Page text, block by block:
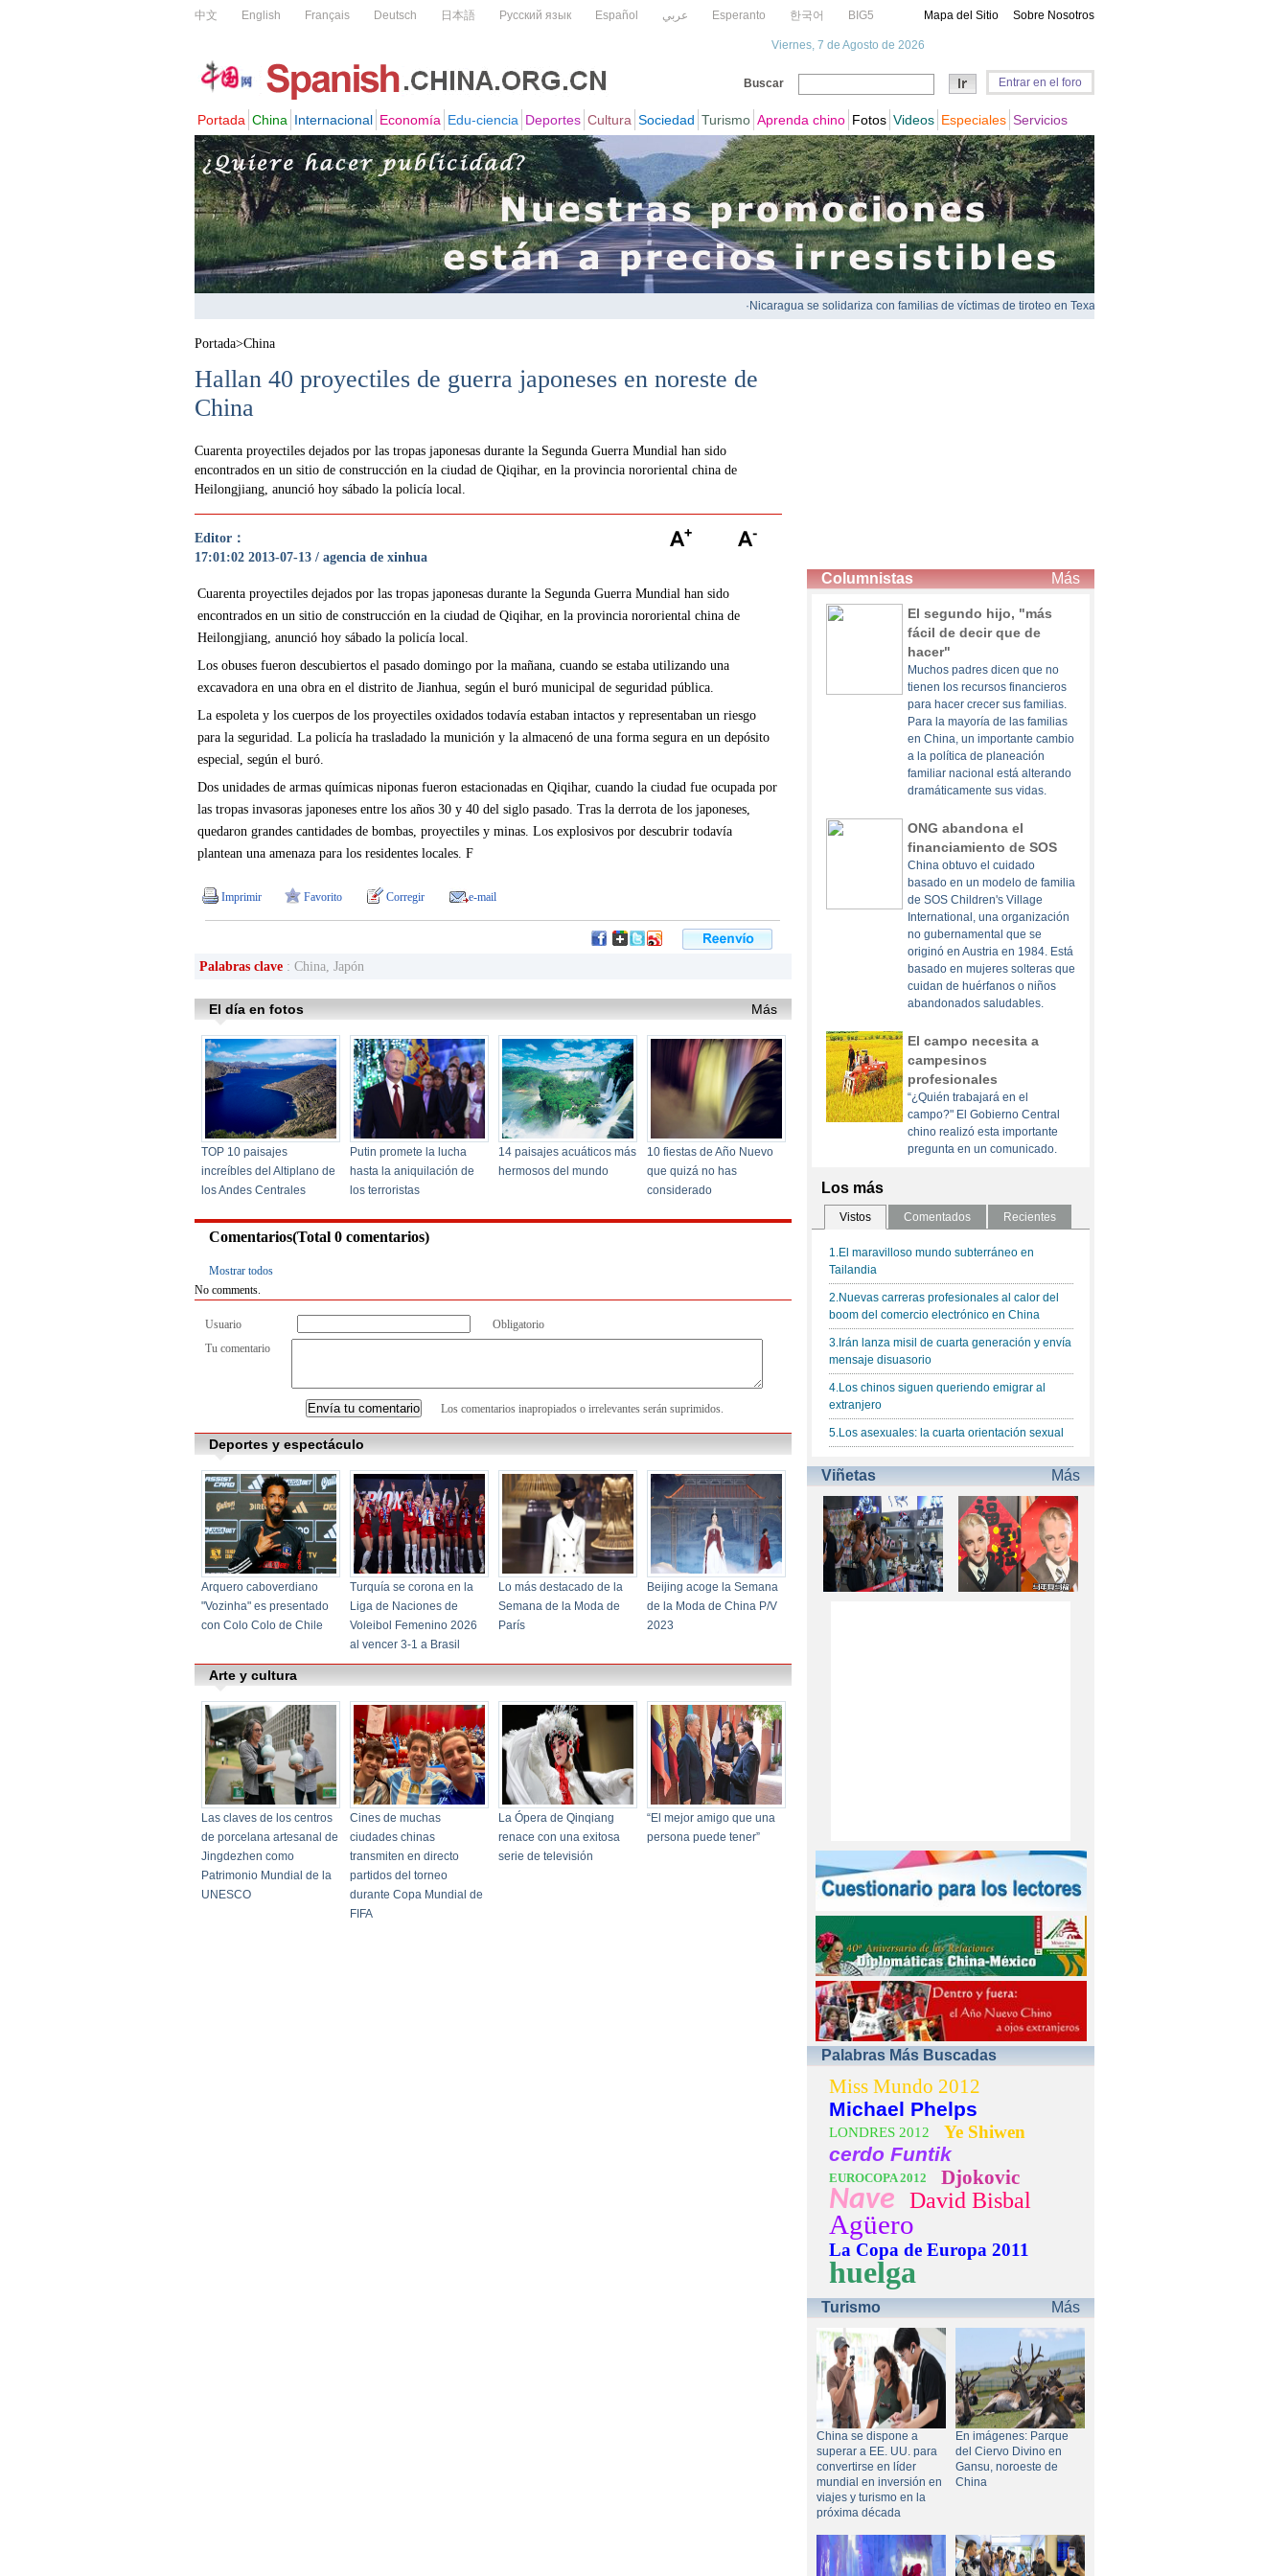
Portada>China
Hallan 40 proyectiles de guerra japoneses en noreste de
China
Cuarenta proyectiles dejados por las tropas japonesas durante la Segunda Guerra Mundial han sido
encontrados en un sitio de construcción en la ciudad de Qiqihar, en la provincia nororiental china de
Heilongjiang, anunció hoy sábado la policía local.
Editor：
17:01:02 2013-07-13 / agencia de xinhua
Cuarenta proyectiles dejados por las tropas japonesas durante la Segunda Guerra Mundial han sido
encontrados en un sitio de construcción en la ciudad de Qiqihar, en la provincia nororiental china de
Heilongjiang, anunció hoy sábado la policía local.
Los obuses fueron descubiertos el pasado domingo por la mañana, cuando se estaba utilizando una
excavadora en una obra en el distrito de Jianhua, según el buró municipal de seguridad pública.
La espoleta y los cuerpos de los proyectiles oxidados todavía estaban intactos y representaban un riesgo
para la seguridad. La policía ha trasladado la munición y la almacenó de una forma segura en un depósito
especial, según el buró.
Dos unidades de armas químicas niponas fueron estacionadas en Qiqihar, cuando la ciudad fue ocupada por
las tropas invasoras japoneses entre los años 30 y 40 del siglo pasado. Tras la derrota de los japoneses,
quedaron grandes cantidades de bombas, proyectiles y minas. Los explosivos por descubrir todavía
plantean una amenaza para los residentes locales. F
Imprimir Favorito Corregir e-mail
Palabras clave: China, Japón
Comentarios(Total 0comentarios)
Mostrar todos
No comments.
Usuario
Obligatorio
Tu comentario
Los comentarios inapropiados o irrelevantes serán suprimidos.